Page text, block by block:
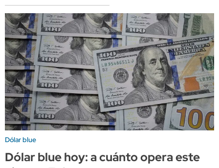
Dólar blue
Dólar blue hoy: a cuánto opera este